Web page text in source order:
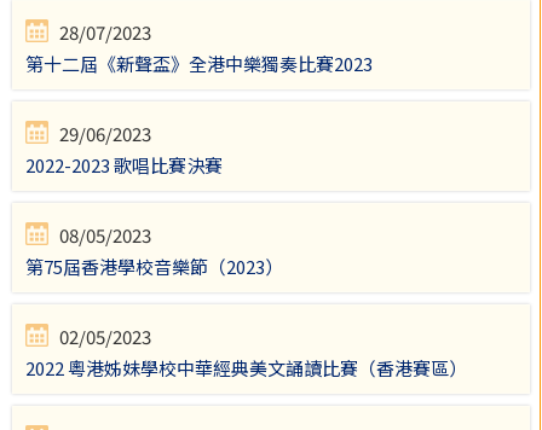
28/07/2023
第十二屆《新聲盃》全港中樂獨奏比賽2023
29/06/2023
2022-2023 歌唱比賽決賽
08/05/2023
第75屆香港學校音樂節（2023）
02/05/2023
2022 粵港姊妹學校中華經典美文誦讀比賽（香港賽區）